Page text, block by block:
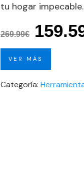
tu hogar impecable.
269.99€
El
precio
original
era:
VER MÁS
Categoría: